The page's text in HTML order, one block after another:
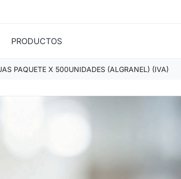
PRODUCTOS
PAQUETE X 500UNIDADES (ALGRANEL) (IVA)